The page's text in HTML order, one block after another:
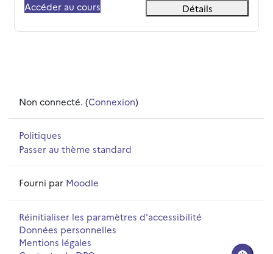
Accéder au cours
Détails
Non connecté. (Connexion)
Politiques
Passer au thème standard
Fourni par Moodle
Réinitialiser les paramètres d'accessibilité
Données personnelles
Mentions légales